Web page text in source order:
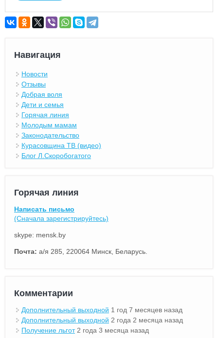
Навигация
Новости
Отзывы
Добрая воля
Дети и семья
Горячая линия
Молодым мамам
Законодательство
Курасовщина ТВ (видео)
Блог Л.Скоробогатого
Горячая линия
Написать письмо
(Сначала зарегистрируйтесь)
skype: mensk.by
Почта: а/я 285, 220064 Минск, Беларусь.
Комментарии
Дополнительный выходной 1 год 7 месяцев назад
Дополнительный выходной 2 года 2 месяца назад
Получение льгот 2 года 3 месяца назад